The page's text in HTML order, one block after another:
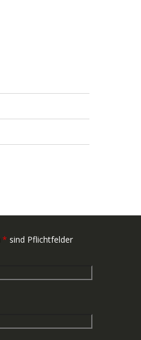
* sind Pflichtfelder